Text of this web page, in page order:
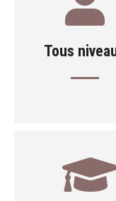
Tous